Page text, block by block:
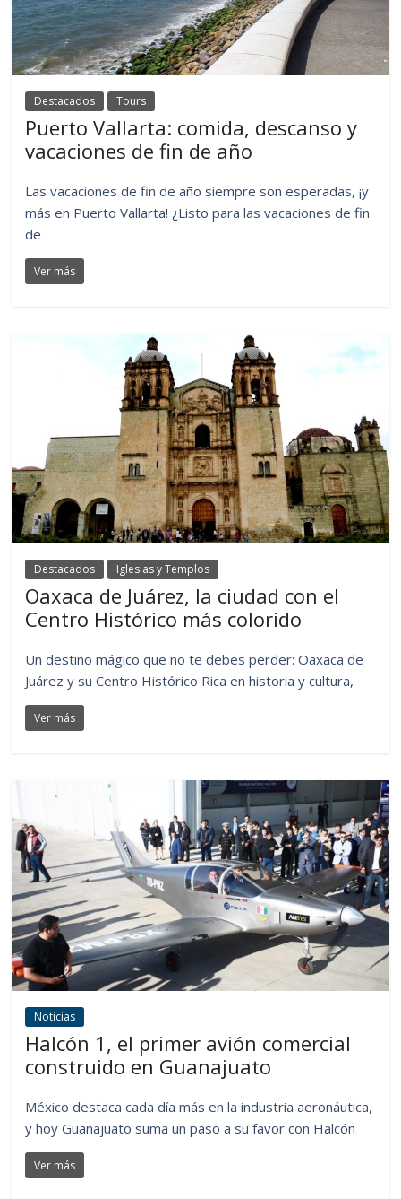
Destacados Tours
Puerto Vallarta: comida, descanso y
vacaciones de fin de año
Las vacaciones de fin de año siempre son esperadas, ¡y
más en Puerto Vallarta! ¿Listo para las vacaciones de fin
de
Ver más
Destacados Iglesias y Templos
Oaxaca de Juárez, la ciudad con el
Centro Histórico más colorido
Un destino mágico que no te debes perder: Oaxaca de
Juárez y su Centro Histórico Rica en historia y cultura,
Ver más
Noticias
Halcón 1, el primer avión comercial
construido en Guanajuato
México destaca cada día más en la industria aeronáutica,
y hoy Guanajuato suma un paso a su favor con Halcón
Ver más